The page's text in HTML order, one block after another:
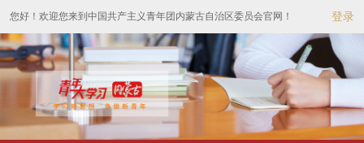
您好！欢迎您来到中国共产主义青年团内蒙古自治区委员会官网！ 登录